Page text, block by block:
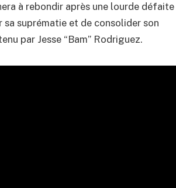
à rebondir après une lourde défaite
sa suprématie et de consolider son
par Jesse “Bam” Rodriguez.